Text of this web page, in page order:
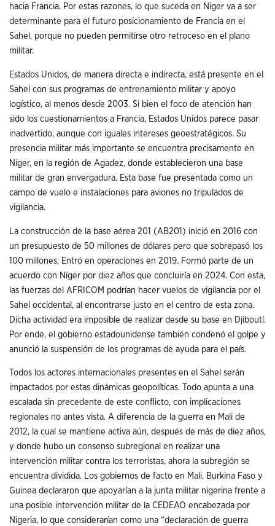
hacia Francia. Por estas razones, lo que suceda en Níger va a ser
determinante para el futuro posicionamiento de Francia en el
Sahel, porque no pueden permitirse otro retroceso en el plano
militar.
Estados Unidos, de manera directa e indirecta, está presente en el
Sahel con sus programas de entrenamiento militar y apoyo
logístico, al menos desde 2003. Si bien el foco de atención han
sido los cuestionamientos a Francia, Estados Unidos parece pasar
inadvertido, aunque con iguales intereses geoestratégicos. Su
presencia militar más importante se encuentra precisamente en
Níger, en la región de Agadez, donde establecieron una base
militar de gran envergadura. Esta base fue presentada como un
campo de vuelo e instalaciones para aviones no tripulados de
vigilancia.
La construcción de la base aérea 201 (AB201) inició en 2016 con
un presupuesto de 50 millones de dólares pero que sobrepasó los
100 millones. Entró en operaciones en 2019. Formó parte de un
acuerdo con Níger por diez años que concluiría en 2024. Con esta,
las fuerzas del AFRICOM podrían hacer vuelos de vigilancia por el
Sahel occidental, al encontrarse justo en el centro de esta zona.
Dicha actividad era imposible de realizar desde su base en Djiboutí.
Por ende, el gobierno estadounidense también condenó el golpe y
anunció la suspensión de los programas de ayuda para el país.
Todos los actores internacionales presentes en el Sahel serán
impactados por estas dinámicas geopolíticas. Todo apunta a una
escalada sin precedente de este conflicto, con implicaciones
regionales no antes vista. A diferencia de la guerra en Mali de
2012, la cual se mantiene activa aún, después de más de diez años,
y donde hubo un consenso subregional en realizar una
intervención militar contra los terroristas, ahora la subregión se
encuentra dividida. Los gobiernos de facto en Mali, Burkina Faso y
Guinea declararon que apoyarían a la junta militar nigerina frente a
una posible intervención militar de la CEDEAO encabezada por
Nigeria, lo que considerarían como una “declaración de guerra